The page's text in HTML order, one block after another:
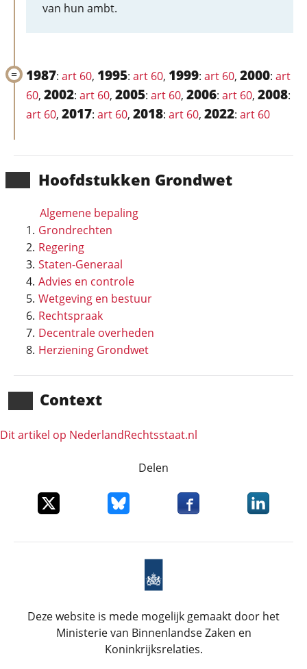
Hoofd­stukken Grondwet
Algemene bepaling
Grondrechten
Regering
Staten-Generaal
Advies en controle
Wetgeving en bestuur
Rechtspraak
Decentrale overheden
Herziening Grondwet
Context
Dit artikel op NederlandRechts­staat.nl
van hun ambt.
1987: art 60, 1995: art 60, 1999: art 60, 2000: art
60, 2002: art 60, 2005: art 60, 2006: art 60, 2008:
art 60, 2017: art 60, 2018: art 60, 2022: art 60
Delen
Deel dit item op XDeel dit item op Bluesky
Deel dit item opDeel dit
Deze website is mede mogelijk gemaakt door het
Ministerie van Binnenlandse Zaken en
Koninkrijksrelaties.